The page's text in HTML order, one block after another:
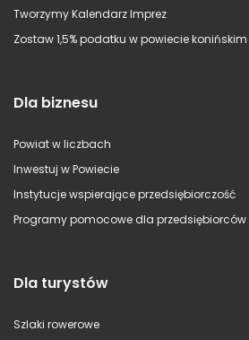
Tworzymy Kalendarz Imprez
Zostaw 1,5% podatku w powiecie konińskim
Dla biznesu
Powiat w liczbach
Inwestuj w Powiecie
Instytucje wspierające przedsiębiorczość
Programy pomocowe dla przedsiębiorców
Dla turystów
Szlaki rowerowe